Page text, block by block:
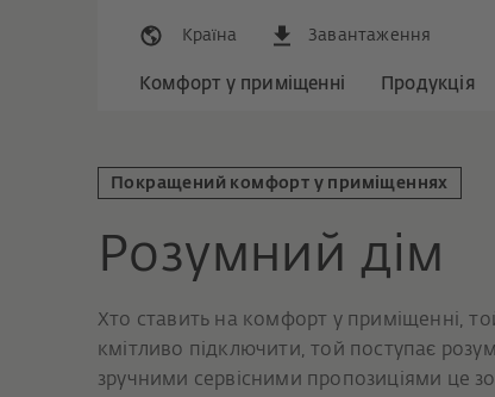
Країна Завантаження
Комфорт у приміщенні Продукція
Покращений комфорт у приміщеннях
Розумний дім
Хто ставить на комфорт у приміщенні,
кмітливо підключити, той поступає
зручними сервісними пропозиціями це